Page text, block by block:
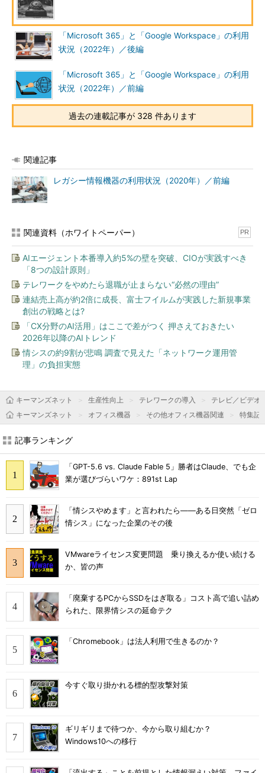
「Microsoft 365」と「Google Workspace」の利用
状況（2022年）／後編
「Microsoft 365」と「Google Workspace」の利用
状況（2022年）／前編
過去の連載記事が 328 件あります
関連記事
レガシー情報機器の利用状況（2020年）／前編
関連資料（ホワイトペーパー） PR
AIエージェント本番導入約5%の壁を突破、CIOが実践すべき
「8つの設計原則」
テレワークをやめたら退職が止まらない“必然の理由”
連結売上高が約2倍に成長、富士フイルムが実践した新規事業
創出の戦略とは?
「CX分野のAI活用」はここで差がつく 押さえておきたい
2026年以降のAIトレンド
情シスの約9割が悲鳴 調査で見えた「ネットワーク運用管
理」の負担実態
キーマンズネット 生産性向上 テレワークの導入
テレビ／ビデオ
キーマンズネット
オフィス機器 その他オフィス機器関連 特集記
記事ランキング
「GPT-5.6 vs. Claude Fable 5」勝者はClaude、でも企
業が選びづらいワケ：891st Lap
「情シスやめます」と言われたら――ある日突然「ゼロ
情シス」になった企業のその後
VMwareライセンス変更問題 乗り換えるか使い続ける
か、皆の声
「廃棄するPCからSSDをはぎ取る」コスト高で追い詰め
られた、限界情シスの延命テク
「Chromebook」は法人利用で生きるのか？
今すぐ取り掛かれる標的型攻撃対策
ギリギリまで待つか、今から取り組むか？
Windows10への移行